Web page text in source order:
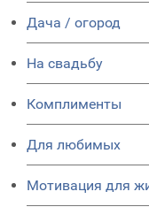
Дача / огород
На свадьбу
Комплименты
Для любимых
Мотивация для